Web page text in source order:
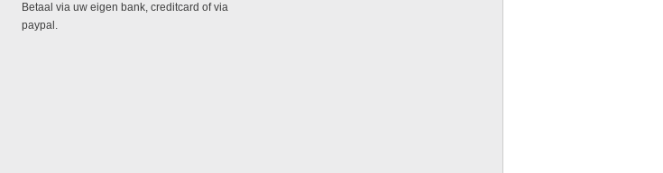
Betaal via uw eigen bank, creditcard of via
paypal.